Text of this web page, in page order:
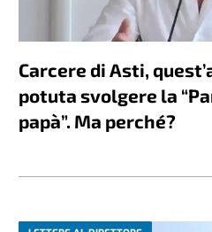
Carcere di Asti,
potuta svolgere la
papà”. Ma perché?